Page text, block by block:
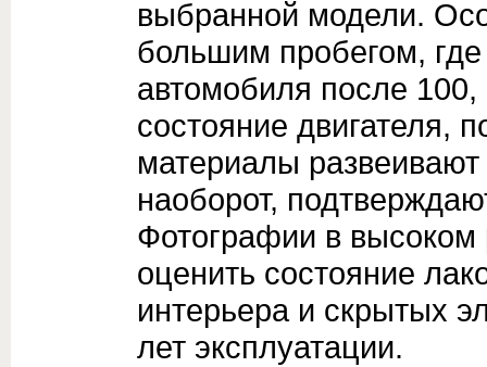
выбранной модели.
большим пробегом,
автомобиля после
состояние двигателя,
материалы
наоборот,
Фотографии в
оценить состояние
интерьера и скрытых
лет эксплуатации.